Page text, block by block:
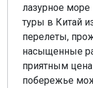
лазурное
туры в Китай
перелеты,
насыщенные
приятным
побережье